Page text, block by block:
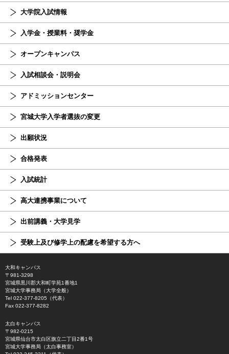
大学院入試情報
入学金・授業料・奨学金
オープンキャンパス
入試相談会・説明会
アドミッションセンター
宮城大学入学者選抜の変更
出願状況
合格発表
入試統計
高大連携事業について
出前講義・大学見学
受験上及び修学上の配慮を希望する方へ
大和キャンパス
〒981-3298
宮城県黒川郡大和町学苑1番地1
宮城大学事務局（大学全般）
Tel 022-377-8205（代表）
Fax 022-377-8282
太白キャンパス
〒982-0215
宮城県仙台市太白区旗立二丁目2番1号
宮城大学事務局（太白事務室）